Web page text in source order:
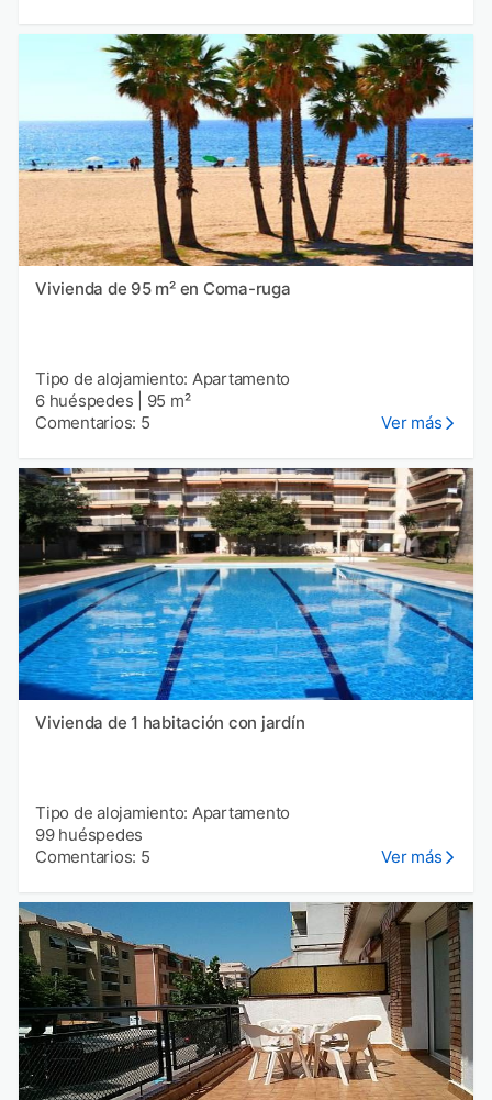
Vivienda de 95 m² en Coma-ruga
Tipo de alojamiento: Apartamento
6 huéspedes
95 m²
Comentarios: 5
Ver más
Vivienda de 1 habitación con jardín
Tipo de alojamiento: Apartamento
99 huéspedes
Comentarios: 5
Ver más